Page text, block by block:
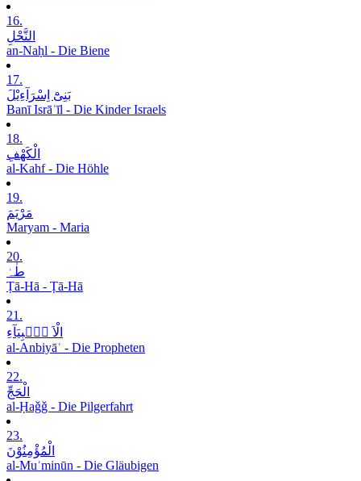
16.
النَّحْلِ
an-Naḥl - Die Biene
17.
بَنِیْٓ اِسْرَآءِیْلَ
Banī Isrāʾīl - Die Kinder Israels
18.
الْکَھْفِ
al-Kahf - Die Höhle
19.
مَرْیَمَ
Maryam - Maria
20.
طٰہٰ
Ṭā-Hā - Ṭā-Hā
21.
الْاَ نۡۢبِیَآءِ
al-Anbiyāʾ - Die Propheten
22.
الْحَجِّ
al-Ḥaǧǧ - Die Pilgerfahrt
23.
الْمُؤْمِنُوْنَ
al-Muʾminūn - Die Gläubigen